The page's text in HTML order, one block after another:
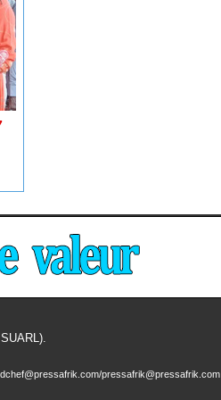
pressafrik@pressafrik.com